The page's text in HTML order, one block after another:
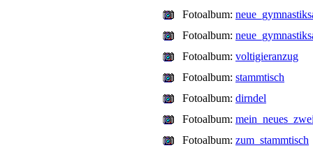
Fotoalbum:
Fotoalbum:
Fotoalbum: voltigieranzug
Fotoalbum: stammtisch
Fotoalbum: dirndel
Fotoalbum:
Fotoalbum: zum_stammtisch